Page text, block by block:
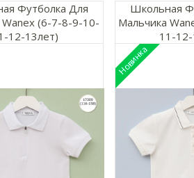
Футболка Для
(6-7-8-9-10-
12-13лет)
Школьная
Мальчика
11-